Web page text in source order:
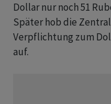
Dollar nur noch 51
Später hob die
Verpflichtung zum
auf.